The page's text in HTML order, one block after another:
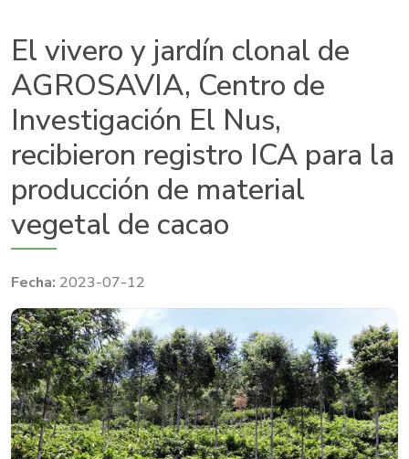
El vivero y jardín clonal de
AGROSAVIA, Centro de
Investigación El Nus,
recibieron registro ICA para la
producción de material
vegetal de cacao
2023-07-12